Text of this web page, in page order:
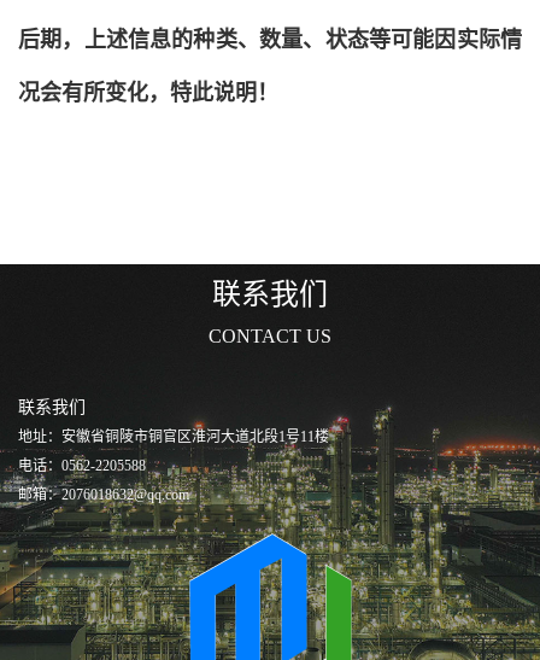
后期，上述信息的种类、数量、状态等可能因实际情
况会有所变化，特此说明！
联系我们
CONTACT US
联系我们
地址：安徽省铜陵市铜官区淮河大道北段1号11楼
电话：0562-2205588
邮箱：2076018632@qq.com